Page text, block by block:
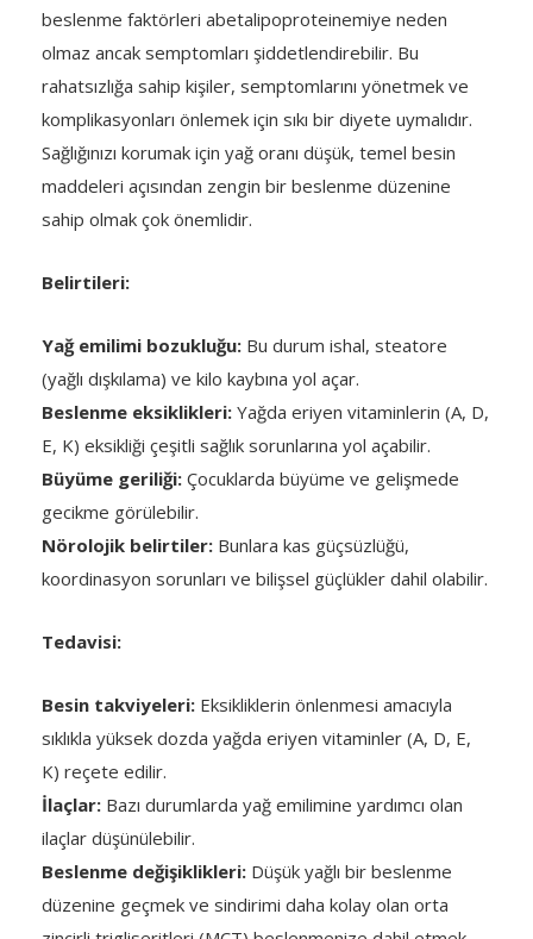
beslenme faktörleri abetalipoproteinemiye neden
olmaz ancak semptomları şiddetlendirebilir. Bu
rahatsızlığa sahip kişiler, semptomlarını yönetmek ve
komplikasyonları önlemek için sıkı bir diyete uymalıdır.
Sağlığınızı korumak için yağ oranı düşük, temel besin
maddeleri açısından zengin bir beslenme düzenine
sahip olmak çok önemlidir.
Belirtileri:
Yağ emilimi bozukluğu: Bu durum ishal, steatore
(yağlı dışkılama) ve kilo kaybına yol açar.
Beslenme eksiklikleri: Yağda eriyen vitaminlerin (A, D,
E, K) eksikliği çeşitli sağlık sorunlarına yol açabilir.
Büyüme geriliği: Çocuklarda büyüme ve gelişmede
gecikme görülebilir.
Nörolojik belirtiler: Bunlara kas güçsüzlüğü,
koordinasyon sorunları ve bilişsel güçlükler dahil olabilir.
Tedavisi:
Besin takviyeleri: Eksikliklerin önlenmesi amacıyla
sıklıkla yüksek dozda yağda eriyen vitaminler (A, D, E,
K) reçete edilir.
İlaçlar: Bazı durumlarda yağ emilimine yardımcı olan
ilaçlar düşünülebilir.
Beslenme değişiklikleri: Düşük yağlı bir beslenme
düzenine geçmek ve sindirimi daha kolay olan orta